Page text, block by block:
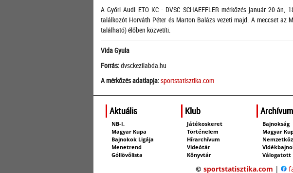
A Győri Audi ETO KC - DVSC SCHAEFFLER mérkőzés január 20-
találkozót Horváth Péter és Marton Balázs vezeti majd. A meccset az
található) élőben közvetíti.
Vida Gyula
Forrás:dvsckezilabda.hu
A mérkőzés adatlapja:sportstatisztika.com
Aktuális
NB-I.
Magyar Kupa
Bajnokok Ligája
Menetrend
Góllövőlista
Klub
Játékoskeret
Történelem
Hírarchívum
Videótár
Könyvtár
Archívum
Bajnokság
Magyar
Válogatott
© sportstatisztika.com |